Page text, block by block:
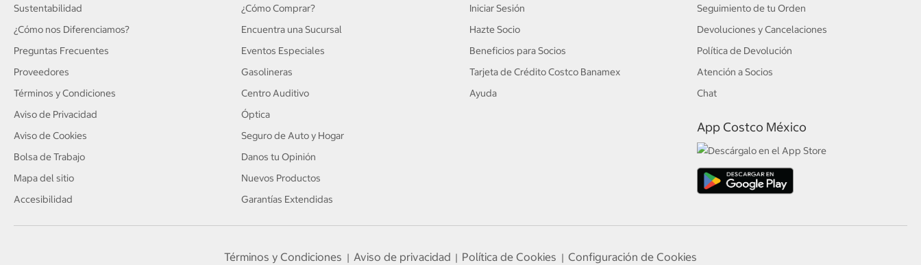
Sustentabilidad
¿Cómo nos Diferenciamos?
Preguntas Frecuentes
Proveedores
Términos y Condiciones
Aviso de Privacidad
Aviso de Cookies
Bolsa de Trabajo
Mapa del sitio
Accesibilidad
¿Cómo Comprar?
Encuentra una Sucursal
Eventos Especiales
Gasolineras
Centro Auditivo
Óptica
Seguro de Auto y Hogar
Danos tu Opinión
Nuevos Productos
Garantías Extendidas
Iniciar Sesión
Hazte Socio
Beneficios para Socios
Tarjeta de Crédito Costco Banamex
Ayuda
Seguimiento de tu Orden
Devoluciones y Cancelaciones
Política de Devolución
Atención a Socios
Chat
App Costco México
Términos y Condiciones | Aviso de privacidad | Política de Cookies | Configuración de Cookies